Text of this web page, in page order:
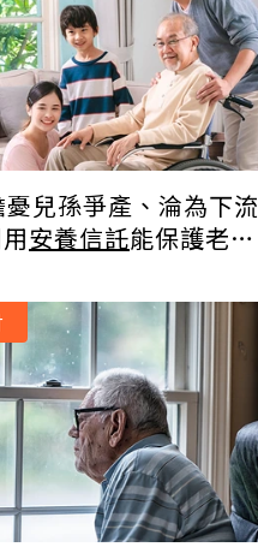
兒孫爭產、淪為下流
安養信託能保護老本